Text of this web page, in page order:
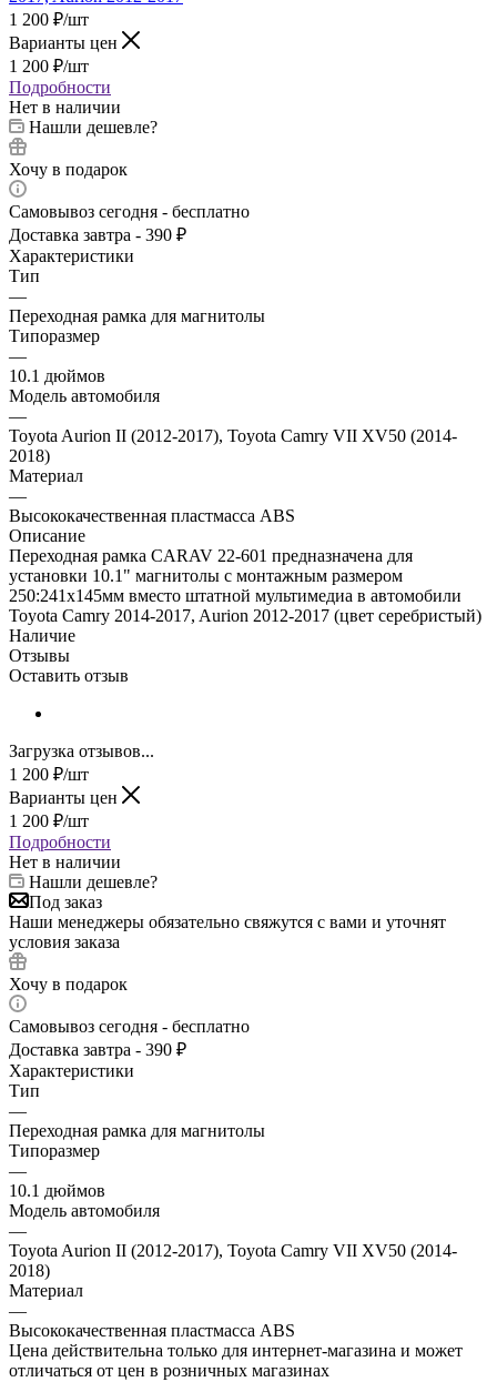
1 200 ₽/шт
Варианты цен
1 200 ₽/шт
Подробности
Нет в наличии
Нашли дешевле?
Хочу в подарок
Самовывоз сегодня - бесплатно
Доставка завтра - 390 ₽
Характеристики
Тип
—
Переходная рамка для магнитолы
Типоразмер
—
10.1 дюймов
Модель автомобиля
—
Toyota Aurion II (2012-2017), Toyota Camry VII XV50 (2014-
2018)
Материал
—
Высококачественная пластмасса ABS
Описание
Переходная рамка CARAV 22-601 предназначена для
установки 10.1" магнитолы с монтажным размером
250:241х145мм вместо штатной мультимедиа в автомобили
Toyota Camry 2014-2017, Aurion 2012-2017 (цвет серебристый)
Наличие
Отзывы
Оставить отзыв
Загрузка отзывов...
1 200 ₽/шт
Варианты цен
1 200 ₽/шт
Подробности
Нет в наличии
Нашли дешевле?
Под заказ
Наши менеджеры обязательно свяжутся с вами и уточнят
условия заказа
Хочу в подарок
Самовывоз сегодня - бесплатно
Доставка завтра - 390 ₽
Характеристики
Тип
—
Переходная рамка для магнитолы
Типоразмер
—
10.1 дюймов
Модель автомобиля
—
Toyota Aurion II (2012-2017), Toyota Camry VII XV50 (2014-
2018)
Материал
—
Высококачественная пластмасса ABS
Цена действительна только для интернет-магазина и может
отличаться от цен в розничных магазинах